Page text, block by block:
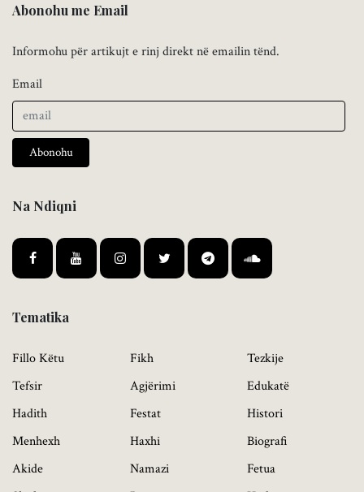
Abonohu me Email
Informohu për artikujt e rinj direkt në emailin tënd.
Email
Abonohu
Na Ndiqni
Tematika
Fillo Këtu
Tefsir
Hadith
Menhexh
Akide
Fikh
Agjërimi
Festat
Haxhi
Namazi
Tezkije
Edukatë
Histori
Biografi
Fetua